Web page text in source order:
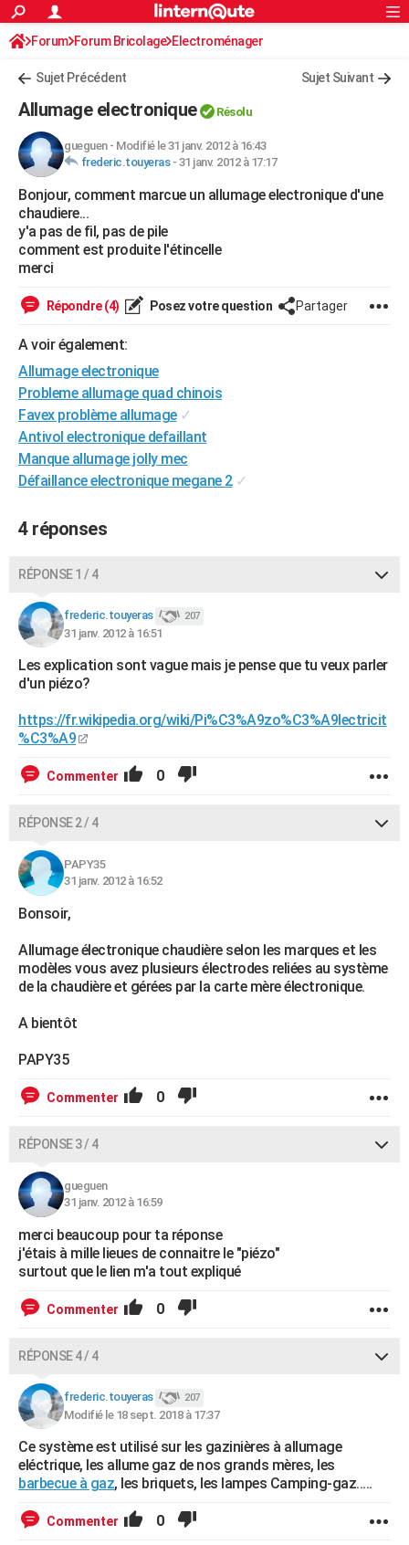
ACTUALITÉS
Politique
Société
Faits Divers
Education
Monde
Villes
+
FINANCE
Retraite
Impôts
Epargne
Immobilier
Risques naturels par ville
Banque
Assurance
Crédit
AUTO
Essais
Réserver un essai
Citadines
Berlines
SUV
Forum auto
+HIGH-TECH
Mobiles
Meilleur smartphone
Internet
Ordinateurs
Jeux vidéo
Guide high-tech
+BRICOLAGE
Forum
Aménagement intérieur
Extérieur
Cuisine
Salle de bains
Jardinage
Rangement
Guides de France
Escapades
Patrimoine
Expositions
Musées
Week-end nature
Art de vivre
Bien-être
Loisirs
Mode
Modes de vie
Alimentation
Guide de la santé
Maladies
Médicaments
Sommeil
VOYAGE
Destinations
City break
Voyage nature
Voyage de noces
PHOTO
GUIDES D'ACHAT
CARTE DE VOEUX
Carte de Noël
Carte Bonne année
Carte Saint-Valentin
Carte Pâques
Carte d'anniversaire
DICTIONNAIRE
Dictionnaire
Biographies
Citations
Expressions
Proverbes
PROGRAMME TV
S'inscrire
Se connecter
Lycées
Collèges
Primaires
Universités
Entreprises
Service militaire
Avis de recherche
AVIS DE DÉCÈS
FORUM
S'inscrire
Connexion
Forum Forum Bricolage Electroménager
Sujet Précédent Sujet Suivant
Allumage electronique Résolu
gueguen- Modifié le 31 janv. 2012 à 16:43
frederic.touyeras- 31 janv. 2012 à 17:17
Bonjour, comment marcue un allumage electronique d'une
chaudiere...
y'a pas de fil, pas de pile
comment est produite l'étincelle
merci
Répondre (4) Posez votre question Partager
A voir également:
Allumage electronique
Probleme allumage quad chinois
Favex problème allumage ✓
Antivol electronique defaillant
Manque allumage jolly mec
Défaillance electronique megane 2 ✓
4 réponses
RÉPONSE 1 / 4
frederic.touyeras 207
31 janv. 2012 à 16:51
Les explication sont vague mais je pense que tu veux parler
d'un piézo?
https://fr.wikipedia.org/wiki/Pi%C3%A9zo%C3%A9lectricit
%C3%A9
Commenter 0
RÉPONSE 2 / 4
PAPY35
31 janv. 2012 à 16:52
Bonsoir,
Allumage électronique chaudière selon les marques et les
modèles vous avez plusieurs électrodes reliées au système
de la chaudière et gérées par la carte mère électronique.
A bientôt
PAPY35
Commenter 0
RÉPONSE 3 / 4
gueguen
31 janv. 2012 à 16:59
merci beaucoup pour ta réponse
j'étais à mille lieues de connaitre le "piézo"
surtout que le lien m'a tout expliqué
Commenter 0
RÉPONSE 4 / 4
frederic.touyeras 207
Modifié le 18 sept. 2018 à 17:37
Ce système est utilisé sur les gazinières à allumage
eléctrique, les allume gaz de nos grands mères, les
barbecue à gaz, les briquets, les lampes Camping-gaz.....
Commenter 0